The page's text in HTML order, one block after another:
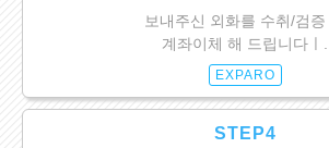
보내주신 외화를 수취/검증
계좌이체 해 드립니다ㅣ.
EXPARO
STEP4